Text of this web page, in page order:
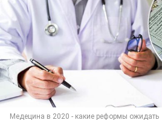
Медецина в 2020 - какие реформы ожидать